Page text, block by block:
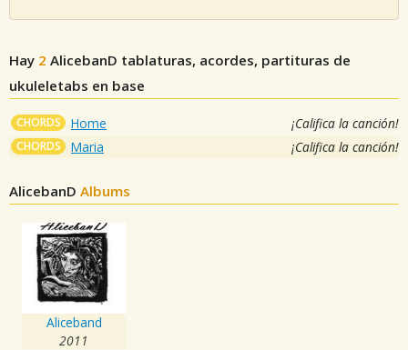
Hay 2 AlicebanD tablaturas, acordes, partituras de
ukuleletabs en base
CHORDS Home ¡Califica la canción!
CHORDS Maria ¡Califica la canción!
AlicebanD Albums
Aliceband
2011